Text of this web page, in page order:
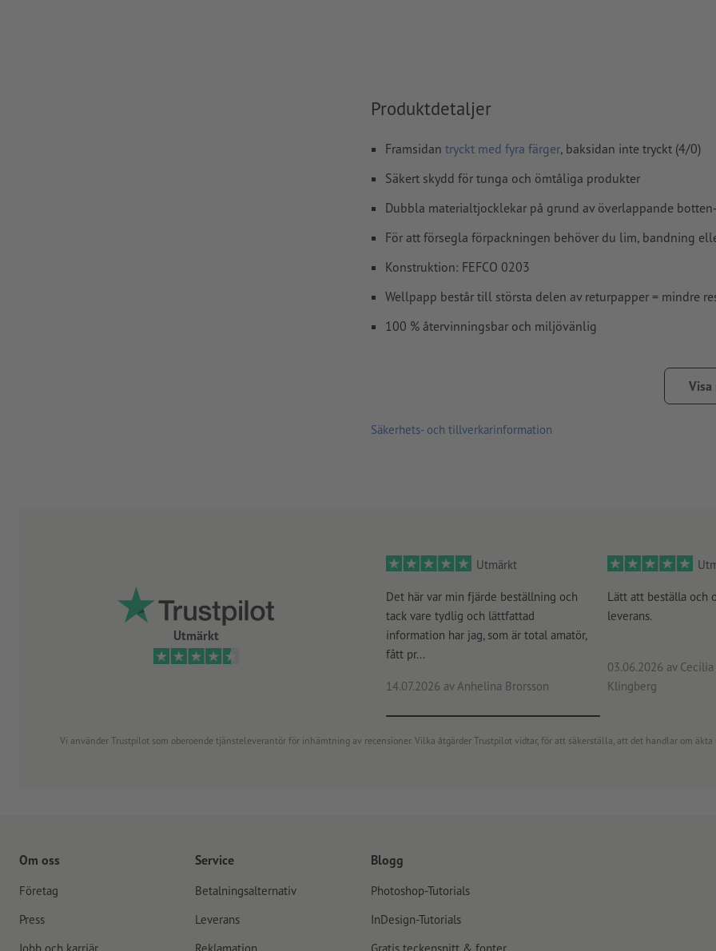
övertrycksinställningar
Innehåll frånformulärfält kommer att tryckas
Hur skapar jag utskriftsdata korrekt?
Produktdetaljer
Framsidan tryckt med fyra färger, baksidan inte tryckt (4/0)
Säkert skydd för tunga och ömtåliga produkter
Dubbla materialtjocklekar på grund av överlappande
För att försegla förpackningen behöver du lim, bandning
Konstruktion: FEFCO 0203
Wellpapp består till största delen av returpapper = mindre
100 % återvinningsbar och miljövänlig
Kan utmärkt staplas och därför optimal för transport ochVisa
Säkerhets- och tillverkarinformation
Utmärkt
Utmärkt
Det här var min fjärde beställning och
tack vare tydlig och lättfattad
information har jag, som är total amatör,
fått pr...
14.07.2026 av Anhelina Brorsson
Lätt att beställa och
leverans.
03.06.2026 av
Klingberg
Vi använder Trustpilot som oberoende tjänsteleverantör för inhämtning av recensioner. Vilka åtgärder Trustpilot vidtar, för att säkerställa, att det handlar om äkta
Om oss
Företag
Press
Service
Betalningsalternativ
Leverans
Blogg
Photoshop-Tutorials
InDesign-Tutorials